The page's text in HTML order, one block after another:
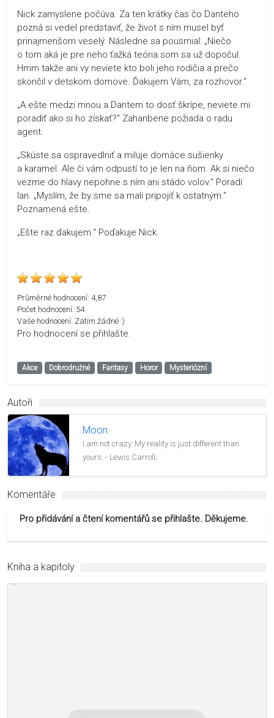
Nick zamyslene počúva. Za ten krátky čas čo Danteho
pozná si vedel predstaviť, že život s ním musel byť
prinajmenšom veselý. Následne sa pousmial: „Niečo
o tom aká je pre neho ťažká teória som sa už dopočul.
Hmm takže ani vy neviete kto boli jeho rodičia a prečo
skončil v detskom domove. Ďakujem Vám, za rozhovor.“
„A ešte medzi mnou a Dantem to dosť škrípe, neviete mi
poradiť ako si ho získať?“ Zahanbene požiada o radu
agent.
„Skúste sa ospravedlniť a miluje domáce sušienky
a karamel. Ale či vám odpustí to je len na ňom. Ak si niečo
vezme do hlavy nepohne s ním ani stádo volov.“ Poradí
Ian. „Myslím, že by sme sa mali pripojiť k ostatným.“
Poznamená ešte.
„Ešte raz ďakujem.“ Poďakuje Nick.
Průměrné hodnocení: 4,87
Počet hodnocení: 54
Vaše hodnocení: Zatím žádné :)
Pro hodnocení se přihlašte.
Akce Dobrodružné Fantasy Horor Mysteriózní
Autoři
Moon
I am not crazy. My reality is just different than
yours. - Lewis Carroll;
Komentáře
Pro přidávání a čtení komentářů se přihlašte. Děkujeme.
Kniha a kapitoly